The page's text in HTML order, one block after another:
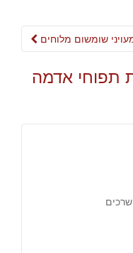
Post
שומשום מלוחים
תפוחי אדמה